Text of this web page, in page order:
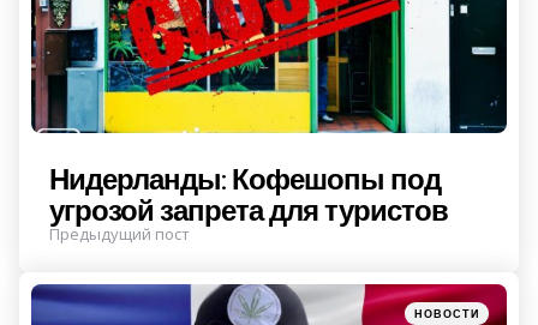
Нидерланды: Кофешопы под
угрозой запрета для туристов
Предыдущий пост
Posted
НОВОСТИ